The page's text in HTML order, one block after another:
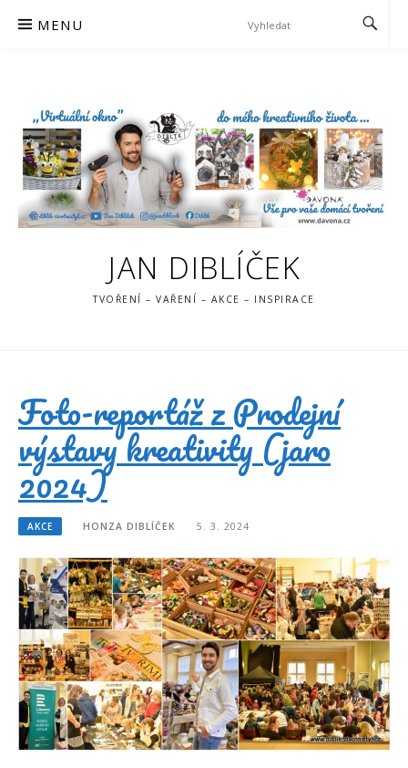
MENU
JAN DIBLÍČEK
TVOŘENÍ – VAŘENÍ – AKCE – INSPIRACE
Foto-reportáž z Prodejní
výstavy kreativity (jaro
2024)
AKCE HONZA DIBLÍČEK 5. 3. 2024